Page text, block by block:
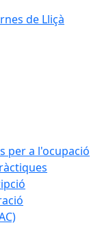
de Lliçà
per a l'ocupació